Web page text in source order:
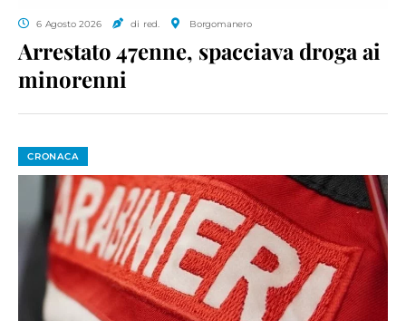
6 Agosto 2026 di red. Borgomanero
Arrestato 47enne, spacciava droga ai
minorenni
CRONACA